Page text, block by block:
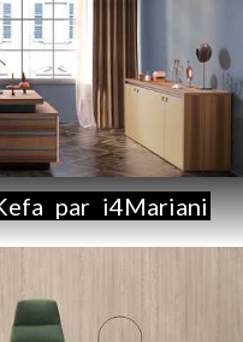
par i4Mariani